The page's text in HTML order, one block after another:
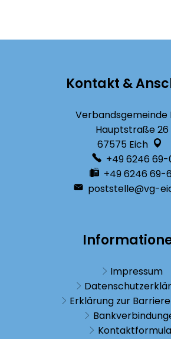
Kontakt &
Verbandsgemeinde
Hauptstraße 26
67575 Eich
+49 6246 69-
+49 6246 69-
poststelle@vg-
Impressum
Erklärung zur